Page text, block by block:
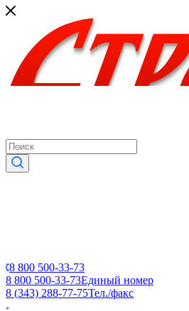
8 800 500-33-73
8 800 500-33-73Единый номер
8 (343) 288-77-75Тел./факс